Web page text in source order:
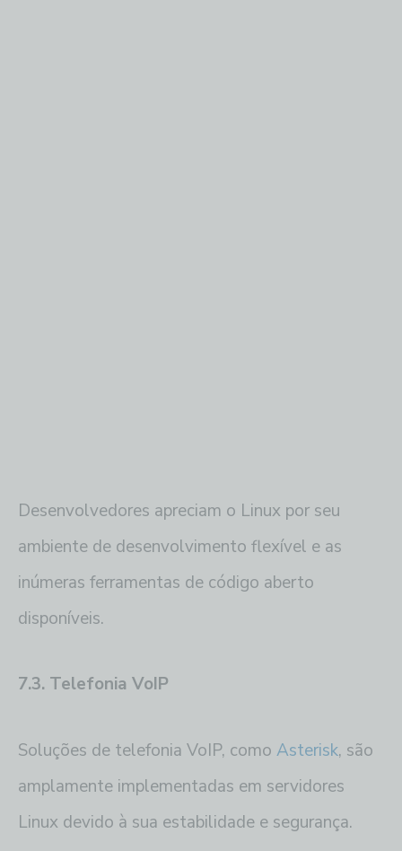
Desenvolvedores apreciam o Linux por seu
ambiente de desenvolvimento flexível e as
inúmeras ferramentas de código aberto
disponíveis.
7.3. Telefonia VoIP
Soluções de telefonia VoIP, como Asterisk, são
amplamente implementadas em servidores
Linux devido à sua estabilidade e segurança.